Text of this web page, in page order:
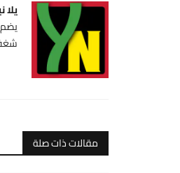
يلا
يضم
مقالات ذات صلة